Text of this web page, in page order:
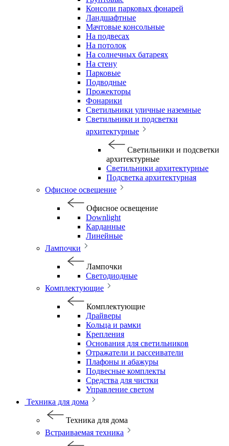
Консоли парковых фонарей
Ландшафтные
Мачтовые консольные
На подвесах
На потолок
На солнечных батареях
На стену
Парковые
Подводные
Прожекторы
Фонарики
Светильники уличные наземные
Светильники и подсветки
архитектурные
Светильники и подсветки
архитектурные
Светильники архитектурные
Подсветка архитектурная
Офисное освещение
Офисное освещение
Downlight
Карданные
Линейные
Лампочки
Лампочки
Светодиодные
Комплектующие
Комплектующие
Драйверы
Кольца и рамки
Крепления
Основания для светильников
Отражатели и рассеиватели
Плафоны и абажуры
Подвесные комплекты
Средства для чистки
Управление светом
Техника для дома
Техника для дома
Встраиваемая техника